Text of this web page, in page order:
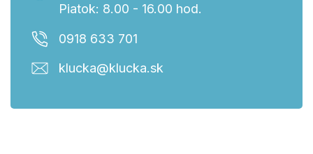
Piatok: 8.00 - 16.00 hod.
0918 633 701
klucka@klucka.sk